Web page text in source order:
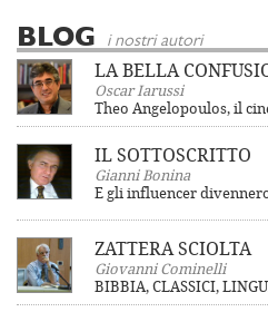
BLOG i nostri autori
LA BELLA
Oscar Iarussi
Theo Angelopoulos, il
IL SOTTOSCRITTO
Gianni Bonina
E gli influencer
ZATTERA SCIOLTA
Giovanni Cominelli
BIBBIA, CLASSICI,